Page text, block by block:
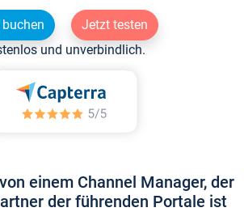
Jetzt testen
und unverbindlich.
einem Channel Manager, der
der führenden Portale ist